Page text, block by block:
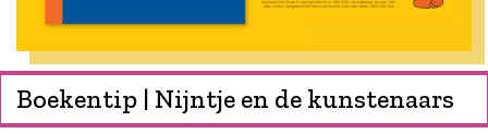
Boekentip | Nijntje en de kunstenaars